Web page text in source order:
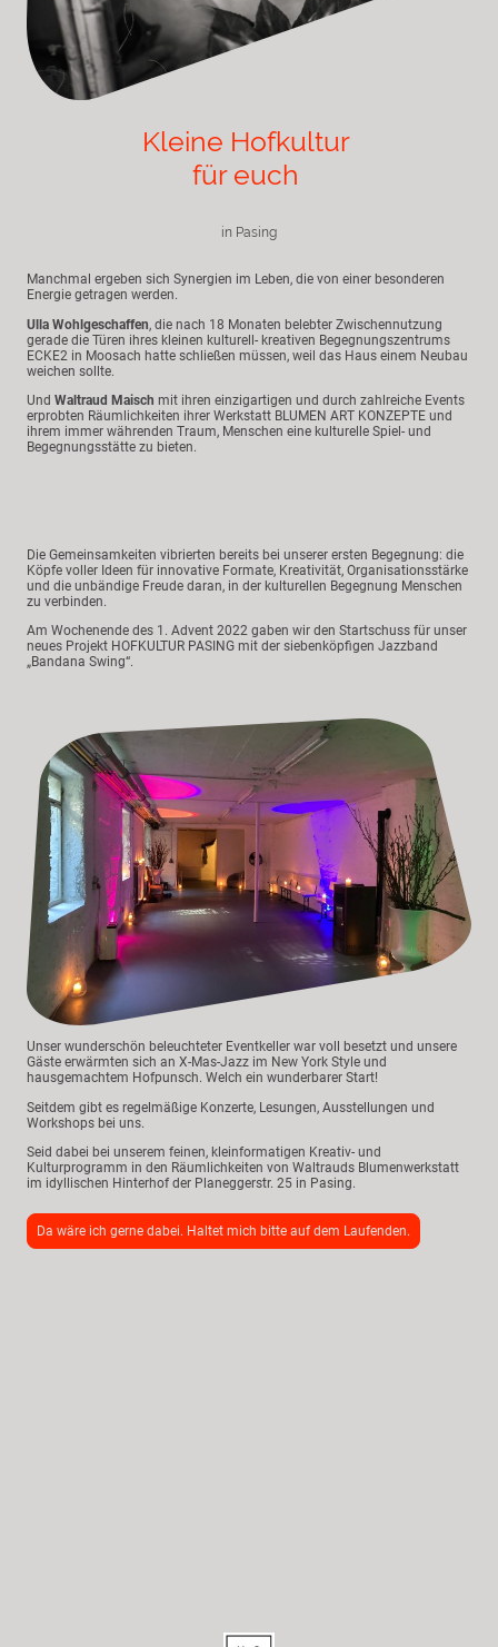
Kleine Hofkultur
für euch
in Pasing
Manchmal ergeben sich Synergien im Leben, die von einer besonderen
Energie getragen werden.
Ulla Wohlgeschaffen, die nach 18 Monaten belebter Zwischennutzung
gerade die Türen ihres kleinen kulturell- kreativen Begegnungszentrums
ECKE2 in Moosach hatte schließen müssen, weil das Haus einem Neubau
weichen sollte.
Und Waltraud Maisch mit ihren einzigartigen und durch zahlreiche Events
erprobten Räumlichkeiten ihrer Werkstatt BLUMEN ART KONZEPTE und
ihrem immer währenden Traum, Menschen eine kulturelle Spiel- und
Begegnungsstätte zu bieten.
Die Gemeinsamkeiten vibrierten bereits bei unserer ersten Begegnung: die
Köpfe voller Ideen für innovative Formate, Kreativität, Organisationsstärke
und die unbändige Freude daran, in der kulturellen Begegnung Menschen
zu verbinden.
Am Wochenende des 1. Advent 2022 gaben wir den Startschuss für unser
neues Projekt HOFKULTUR PASING mit der siebenköpfigen Jazzband
„Bandana Swing“.
Unser wunderschön beleuchteter Eventkeller war voll besetzt und unsere
Gäste erwärmten sich an X-Mas-Jazz im New York Style und
hausgemachtem Hofpunsch. Welch ein wunderbarer Start!
Seitdem gibt es regelmäßige Konzerte, Lesungen, Ausstellungen und
Workshops bei uns.
Seid dabei bei unserem feinen, kleinformatigen Kreativ- und
Kulturprogramm in den Räumlichkeiten von Waltrauds Blumenwerkstatt
im idyllischen Hinterhof der Planeggerstr. 25 in Pasing.
Da wäre ich gerne dabei. Haltet mich bitte auf dem Laufenden.